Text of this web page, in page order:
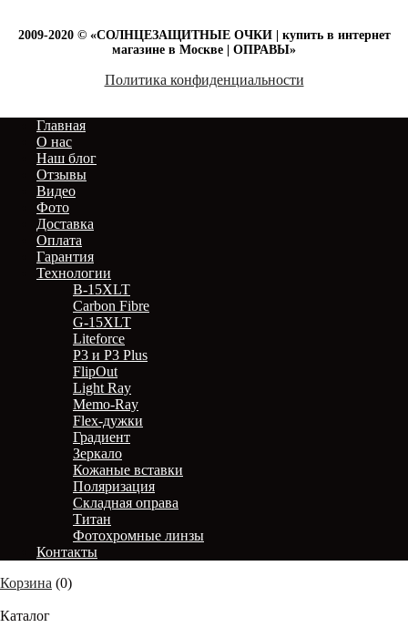
2009-2020 © «СОЛНЦЕЗАЩИТНЫЕ ОЧКИ | купить в интернет
магазине в Москве | ОПРАВЫ»
Политика конфиденциальности
Главная
О нас
Наш блог
Отзывы
Видео
Фото
Доставка
Оплата
Гарантия
Технологии
B-15XLT
Carbon Fibre
G-15XLT
Liteforce
P3 и P3 Plus
FlipOut
Light Ray
Memo-Ray
Flex-дужки
Градиент
Зеркало
Кожаные вставки
Поляризация
Складная оправа
Титан
Фотохромные линзы
Контакты
Корзина (0)
Каталог